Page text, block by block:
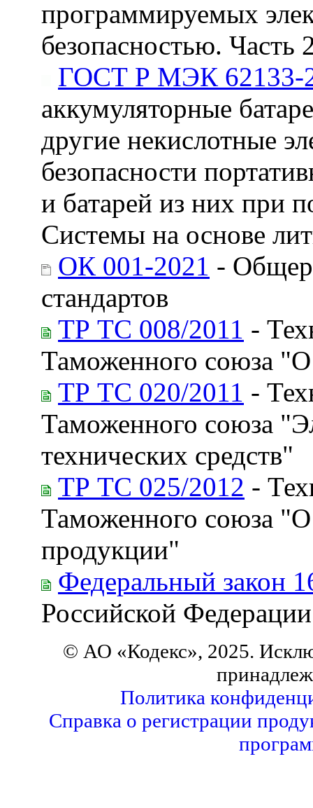
программируемых
безопасностью. Часть
ГОСТ Р МЭК 62133-
аккумуляторные
другие некислотные
безопасности
и батарей из них при
Системы на основе
ОК 001-2021 -
стандартов
ТР ТС 008/2011 -
Таможенного союза
ТР ТС 020/2011 -
Таможенного союза
технических средств"
ТР ТС 025/2012 -
Таможенного союза "О
продукции"
Федеральный закон
Российской Федерации
© АО «Кодекс», 2025.
Политика
Справка о регистрации